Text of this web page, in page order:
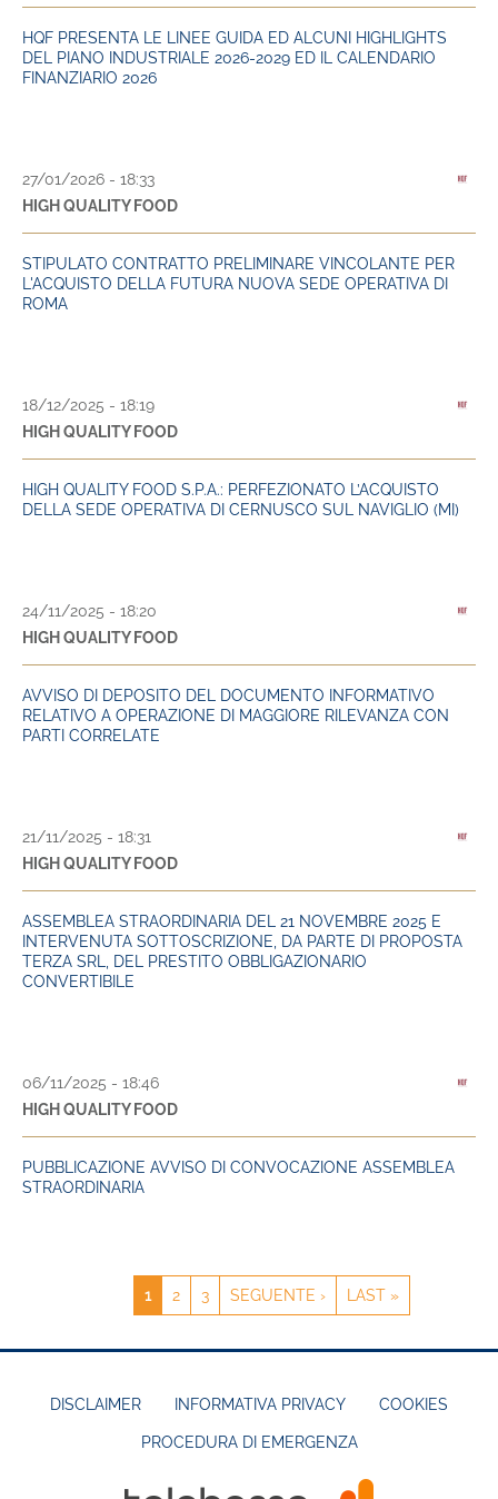
HQF PRESENTA LE LINEE GUIDA ED ALCUNI HIGHLIGHTS
DEL PIANO INDUSTRIALE 2026-2029 ED IL CALENDARIO
FINANZIARIO 2026
27/01/2026 - 18:33
HIGH QUALITY FOOD
STIPULATO CONTRATTO PRELIMINARE VINCOLANTE PER
L'ACQUISTO DELLA FUTURA NUOVA SEDE OPERATIVA DI
ROMA
18/12/2025 - 18:19
HIGH QUALITY FOOD
HIGH QUALITY FOOD S.P.A.: PERFEZIONATO L’ACQUISTO
DELLA SEDE OPERATIVA DI CERNUSCO SUL NAVIGLIO (MI)
24/11/2025 - 18:20
HIGH QUALITY FOOD
AVVISO DI DEPOSITO DEL DOCUMENTO INFORMATIVO
RELATIVO A OPERAZIONE DI MAGGIORE RILEVANZA CON
PARTI CORRELATE
21/11/2025 - 18:31
HIGH QUALITY FOOD
ASSEMBLEA STRAORDINARIA DEL 21 NOVEMBRE 2025 E
INTERVENUTA SOTTOSCRIZIONE, DA PARTE DI PROPOSTA
TERZA SRL, DEL PRESTITO OBBLIGAZIONARIO
CONVERTIBILE
06/11/2025 - 18:46
HIGH QUALITY FOOD
PUBBLICAZIONE AVVISO DI CONVOCAZIONE ASSEMBLEA
STRAORDINARIA
PAGINA
ATTUALE
1 PAGE
2 PAGE
3
PAGINA
SUCCESSIVA
SEGUENTE ›
ULTIMA
PAGINA
LAST »
DISCLAIMER INFORMATIVA PRIVACY COOKIES
PROCEDURA DI EMERGENZA